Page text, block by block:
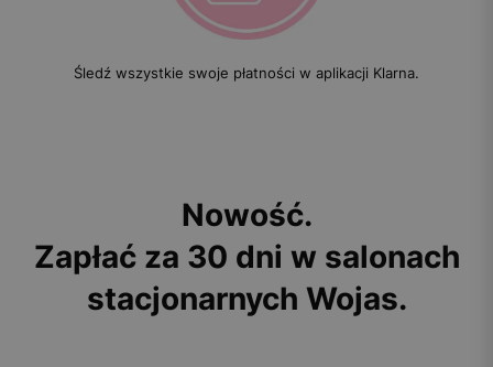
Śledź wszystkie swoje płatności w aplikacji Klarna.
Nowość.
Zapłać za 30 dni w salonach
stacjonarnych Wojas.